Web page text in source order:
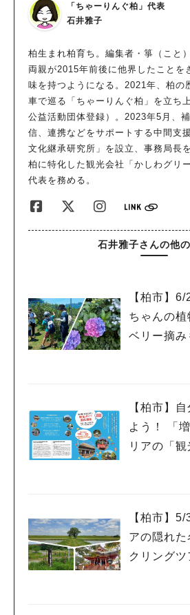
「ちゃーりんぐ柏」代表
石井雅子
柏生まれ柏育ち。編集者・箏（こと
両親が2015年前後に他界したことを
味を持つようになる。2021年、柏の
車で巡る「ちゃーりんぐ柏」を立ち
公益活動団体登録）。2023年5月、
信、連携などをサポートする中間支
文化継承研究所」を設立、事務局長
柏に特化した観光会社「かしわグリ
代表を務める。
石井雅子さんの他
【柏市】
ちゃんの
ベリー摘み
【柏市】
よう！ 「
リアの「
【柏市】
アの隠れた
クリングツ